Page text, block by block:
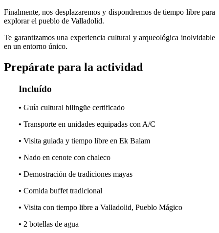
Finalmente, nos desplazaremos y dispondremos de tiempo libre para
explorar el pueblo de Valladolid.
Te garantizamos una experiencia cultural y arqueológica inolvidable
en un entorno único.
Prepárate para la actividad
Incluído
• Guía cultural bilingüe certificado
• Transporte en unidades equipadas con A/C
• Visita guiada y tiempo libre en Ek Balam
• Nado en cenote con chaleco
• Demostración de tradiciones mayas
• Comida buffet tradicional
• Visita con tiempo libre a Valladolid, Pueblo Mágico
• 2 botellas de agua